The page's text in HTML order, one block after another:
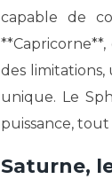
capable de
des
unique. Le
puissance,
Saturne,